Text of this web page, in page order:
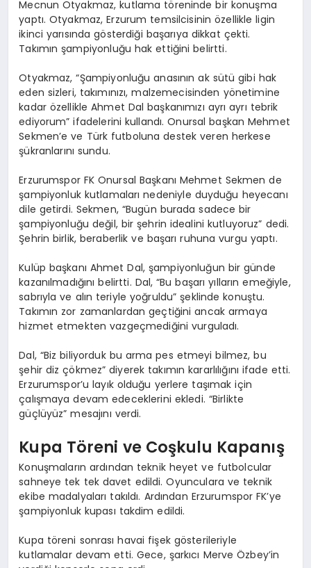
Mecnun Otyakmaz, kutlama töreninde bir konuşma
yaptı. Otyakmaz, Erzurum temsilcisinin özellikle ligin
ikinci yarısında gösterdiği başarıya dikkat çekti.
Takımın şampiyonluğu hak ettiğini belirtti.
Otyakmaz, “Şampiyonluğu anasının ak sütü gibi hak
eden sizleri, takımınızı, malzemecisinden yönetimine
kadar özellikle Ahmet Dal başkanımızı ayrı ayrı tebrik
ediyorum” ifadelerini kullandı. Onursal başkan Mehmet
Sekmen’e ve Türk futboluna destek veren herkese
şükranlarını sundu.
Erzurumspor FK Onursal Başkanı Mehmet Sekmen de
şampiyonluk kutlamaları nedeniyle duyduğu heyecanı
dile getirdi. Sekmen, “Bugün burada sadece bir
şampiyonluğu değil, bir şehrin idealini kutluyoruz” dedi.
Şehrin birlik, beraberlik ve başarı ruhuna vurgu yaptı.
Kulüp başkanı Ahmet Dal, şampiyonluğun bir günde
kazanılmadığını belirtti. Dal, “Bu başarı yılların emeğiyle,
sabrıyla ve alın teriyle yoğruldu” şeklinde konuştu.
Takımın zor zamanlardan geçtiğini ancak armaya
hizmet etmekten vazgeçmediğini vurguladı.
Dal, “Biz biliyorduk bu arma pes etmeyi bilmez, bu
şehir diz çökmez” diyerek takımın kararlılığını ifade etti.
Erzurumspor’u layık olduğu yerlere taşımak için
çalışmaya devam edeceklerini ekledi. “Birlikte
güçlüyüz” mesajını verdi.
Kupa Töreni ve Coşkulu Kapanış
Konuşmaların ardından teknik heyet ve futbolcular
sahneye tek tek davet edildi. Oyunculara ve teknik
ekibe madalyaları takıldı. Ardından Erzurumspor FK’ye
şampiyonluk kupası takdim edildi.
Kupa töreni sonrası havai fişek gösterileriyle
kutlamalar devam etti. Gece, şarkıcı Merve Özbey’in